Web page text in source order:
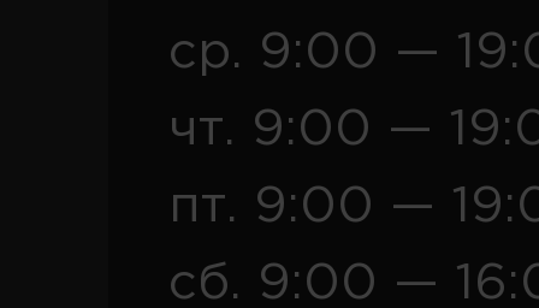
ср. 9:00 —
чт. 9:00 —
пт. 9:00 —
сб. 9:00 —